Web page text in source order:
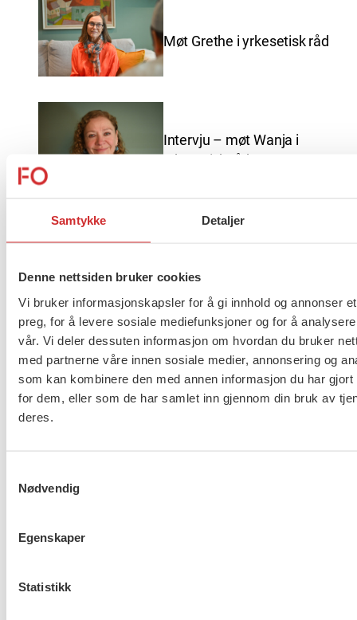
Samtykke Detaljer
Denne nettsiden bruker cookies
Vi bruker informasjonskapsler for å gi innhold og annonser
preg, for å levere sosiale mediefunksjoner og for å
vår. Vi deler dessuten informasjon om hvordan du bruker
med partnerne våre innen sosiale medier, annonsering og
som kan kombinere den med annen informasjon du har gjort
for dem, eller som de har samlet inn gjennom din bruk av
deres.
Nødvendig
Egenskaper
Statistikk
Møt Grethe i yrkesetisk råd
Intervju – møt Wanja i
yrkesetisk råd
Brudd i lønnsoppgjøret for
ansatte innen barnevern,
omsorg og asylmottak (NHO
453)